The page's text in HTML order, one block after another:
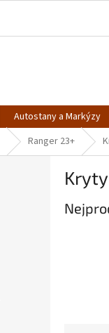
Autostany a Markýzy
Ranger 23+